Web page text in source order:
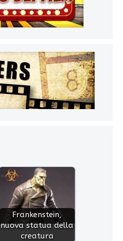
Frankenstein,
nuova statua della
creatura